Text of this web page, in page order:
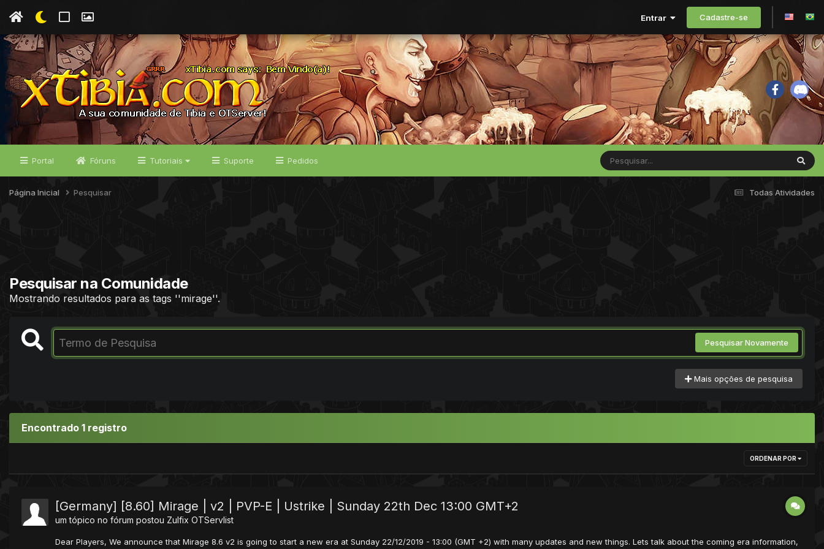
Entrar Cadastre-se
Portal Fóruns Tutoriais Suporte Pedidos
Todas Atividades
Página Inicial Pesquisar
Pesquisar na Comunidade
Mostrando resultados para as tags ''mirage''.
Pesquisar Novamente
Mais opções de pesquisa
Encontrado 1 registro
ORDENAR POR
[Germany] [8.60] Mirage | v2 | PVP-E | Ustrike | Sunday 22th Dec 13:00 GMT+2
um tópico no fórum postou Zulfix OTServlist
Dear Players, We announce that Mirage 8.6 v2 is going to start a new era at Sunday 22/12/2019 - 13:00 (GMT +2) with many updates and new things. Lets talk about the coming era information,